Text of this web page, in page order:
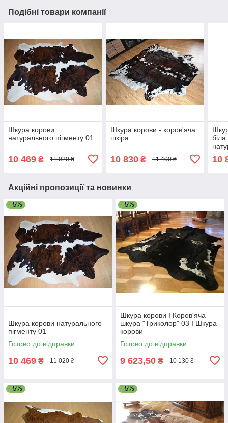
Подібні товари компанії
Шкура корови
натурального пігменту 01
10 469 ₴ 11 020 ₴
Шкура корови - коров'яча
шкіра
10 830₴ 11 400 ₴ 10
Акційні пропозиції та новинки
–5%
Шкура корови натурального
пігменту 01
Готово до відправки
10 469 ₴ 11 020 ₴
–5%
Шкура корови I Коров'яча
шкура "Триколор" 03 I Шкура
корови
Готово до відправки
9 623,50 ₴ 10 130 ₴
–5% –5%